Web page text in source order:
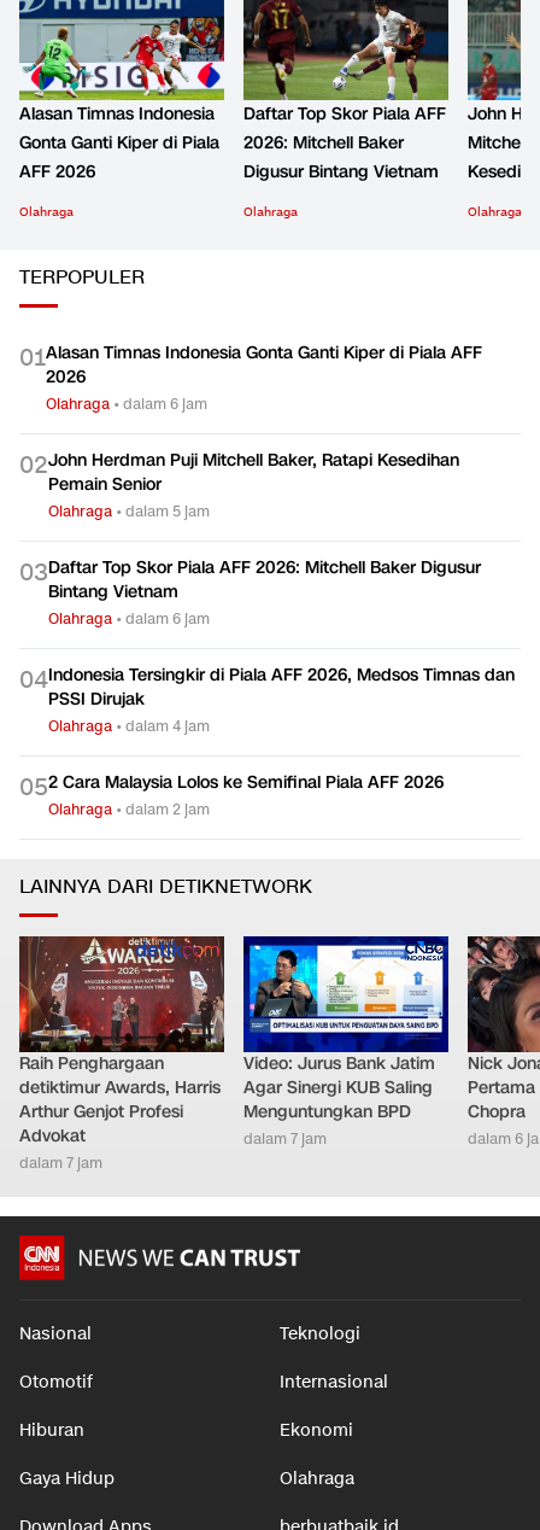
Alasan Timnas Indonesia
Gonta Ganti Kiper di Piala
AFF 2026
Olahraga
Daftar Top Skor Piala AFF
2026: Mitchell Baker
Digusur Bintang Vietnam
Olahraga
John
Mitchell
Olahraga
TERPOPULER
01Alasan Timnas Indonesia Gonta Ganti Kiper di Piala AFF
2026
Olahraga •dalam 6 jam
02John Herdman Puji Mitchell Baker, Ratapi Kesedihan
Pemain Senior
Olahraga •dalam 5 jam
03Daftar Top Skor Piala AFF 2026: Mitchell Baker Digusur
Bintang Vietnam
Olahraga •dalam 6 jam
04Indonesia Tersingkir di Piala AFF 2026, Medsos Timnas dan
PSSI Dirujak
Olahraga •dalam 4 jam
052 Cara Malaysia Lolos ke Semifinal Piala AFF 2026
Olahraga •dalam 2 jam
LAINNYA DARI DETIKNETWORK
Raih Penghargaan
detiktimur Awards, Harris
Arthur Genjot Profesi
Advokat
dalam 7 jam
Video: Jurus Bank Jatim
Agar Sinergi KUB Saling
Menguntungkan BPD
dalam 7 jam
Nick
Chopra
dalam 6
Nasional Teknologi
Otomotif Internasional
Hiburan Ekonomi
Gaya Hidup Olahraga